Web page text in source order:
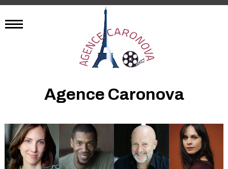
Agence Caronova